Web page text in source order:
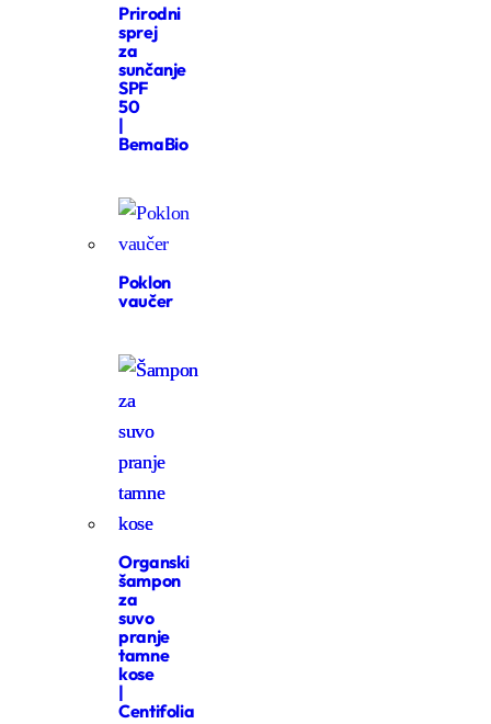
Prirodni
sprej
za
sunčanje
SPF
50
|
BemaBio
Poklon
vaučer
Organski
šampon
za
suvo
pranje
tamne
kose
|
Centifolia